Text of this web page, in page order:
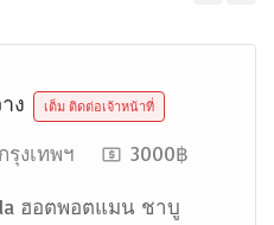
ง เต็ม ติดต่อเจ้าหน้าที่
กรุงเทพฯ 3000฿
ฮอตพอตแมน ชาบู